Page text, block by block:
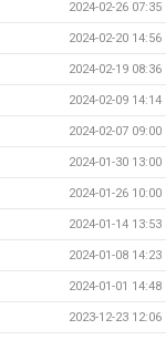
2024-02-26 07:35
2024-02-20 14:56
2024-02-19 08:36
2024-02-09 14:14
2024-02-07 09:00
2024-01-30 13:00
2024-01-26 10:00
2024-01-14 13:53
2024-01-08 14:23
2024-01-01 14:48
2023-12-23 12:06